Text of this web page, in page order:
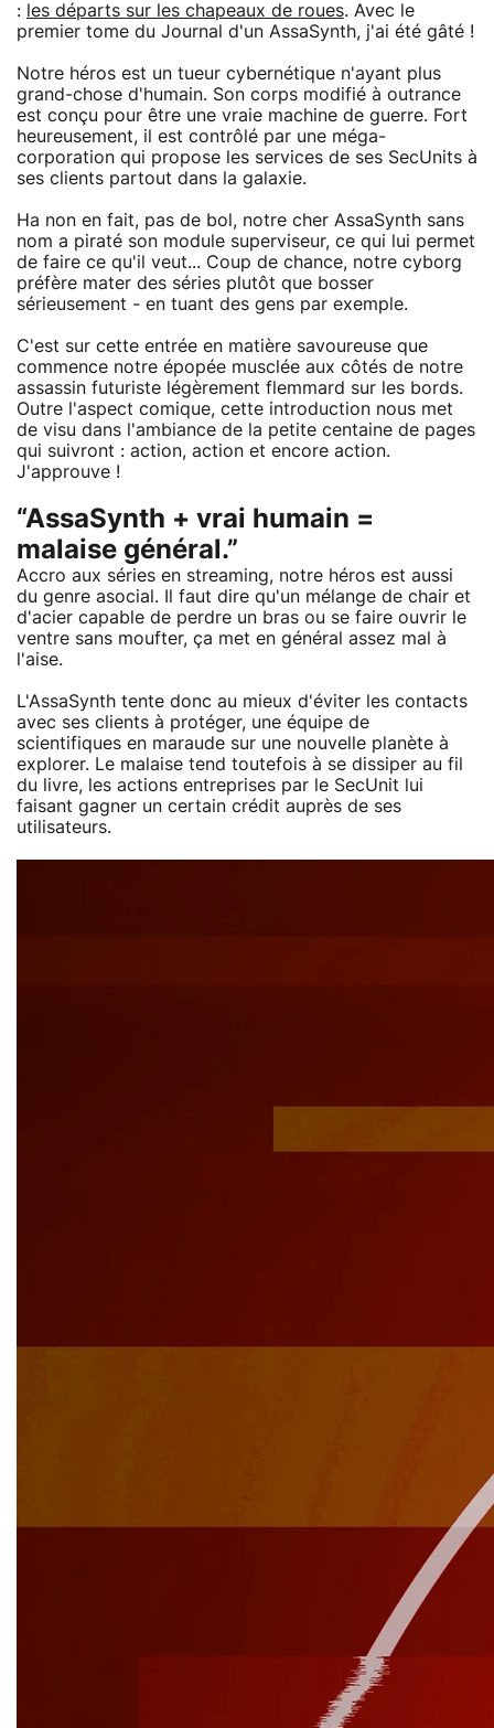
: les départs sur les chapeaux de roues. Avec le
premier tome du Journal d'un AssaSynth, j'ai été gâté !
Notre héros est un tueur cybernétique n'ayant plus
grand-chose d'humain. Son corps modifié à outrance
est conçu pour être une vraie machine de guerre. Fort
heureusement, il est contrôlé par une méga-
corporation qui propose les services de ses SecUnits à
ses clients partout dans la galaxie.
Ha non en fait, pas de bol, notre cher AssaSynth sans
nom a piraté son module superviseur, ce qui lui permet
de faire ce qu'il veut... Coup de chance, notre cyborg
préfère mater des séries plutôt que bosser
sérieusement - en tuant des gens par exemple.
C'est sur cette entrée en matière savoureuse que
commence notre épopée musclée aux côtés de notre
assassin futuriste légèrement flemmard sur les bords.
Outre l'aspect comique, cette introduction nous met
de visu dans l'ambiance de la petite centaine de pages
qui suivront : action, action et encore action.
J'approuve !
“AssaSynth + vrai humain =
malaise général.”
Accro aux séries en streaming, notre héros est aussi
du genre asocial. Il faut dire qu'un mélange de chair et
d'acier capable de perdre un bras ou se faire ouvrir le
ventre sans moufter, ça met en général assez mal à
l'aise.
L'AssaSynth tente donc au mieux d'éviter les contacts
avec ses clients à protéger, une équipe de
scientifiques en maraude sur une nouvelle planète à
explorer. Le malaise tend toutefois à se dissiper au fil
du livre, les actions entreprises par le SecUnit lui
faisant gagner un certain crédit auprès de ses
utilisateurs.